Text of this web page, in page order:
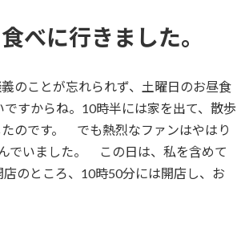
べに行きました。
のことが忘れられず、土曜日のお昼食
すからね。10時半には家を出て、散歩
のです。 でも熱烈なファンはやはり
でいました。 この日は、私を含めて
のところ、10時50分には開店し、お